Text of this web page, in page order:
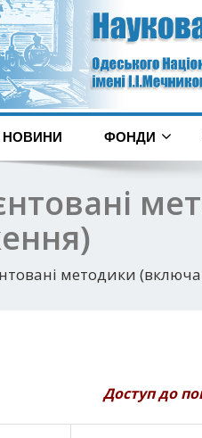
НОВИНИ ФОНДИ
методики
Доступ до